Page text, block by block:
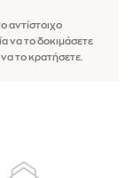
αντίστοιχο
να το δοκιμάσετε
το κρατήσετε.